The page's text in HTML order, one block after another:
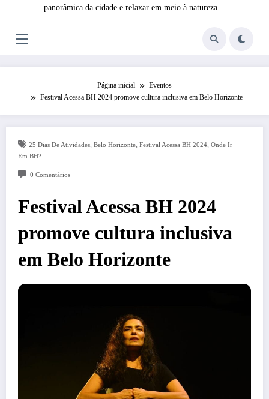
panorâmica da cidade e relaxar em meio à natureza.
Página inicial
Eventos
Festival Acessa BH 2024 promove cultura inclusiva em Belo Horizonte
25 Dias De Atividades, Belo Horizonte, Festival Acessa BH 2024, Onde Ir
Em BH?
0 Comentários
Festival Acessa BH 2024
promove cultura inclusiva
em Belo Horizonte